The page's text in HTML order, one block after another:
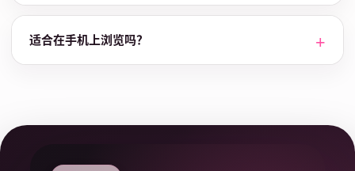
适合在手机上浏览吗？